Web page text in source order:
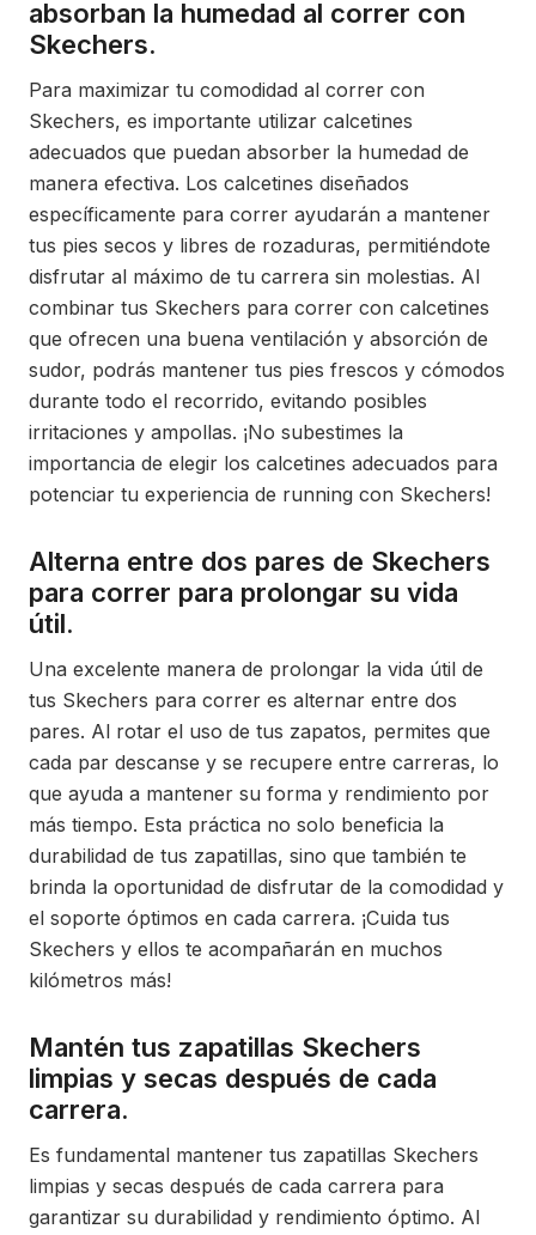
absorban la humedad al correr con
Skechers.
Para maximizar tu comodidad al correr con
Skechers, es importante utilizar calcetines
adecuados que puedan absorber la humedad de
manera efectiva. Los calcetines diseñados
específicamente para correr ayudarán a mantener
tus pies secos y libres de rozaduras, permitiéndote
disfrutar al máximo de tu carrera sin molestias. Al
combinar tus Skechers para correr con calcetines
que ofrecen una buena ventilación y absorción de
sudor, podrás mantener tus pies frescos y cómodos
durante todo el recorrido, evitando posibles
irritaciones y ampollas. ¡No subestimes la
importancia de elegir los calcetines adecuados para
potenciar tu experiencia de running con Skechers!
Alterna entre dos pares de Skechers
para correr para prolongar su vida
útil.
Una excelente manera de prolongar la vida útil de
tus Skechers para correr es alternar entre dos
pares. Al rotar el uso de tus zapatos, permites que
cada par descanse y se recupere entre carreras, lo
que ayuda a mantener su forma y rendimiento por
más tiempo. Esta práctica no solo beneficia la
durabilidad de tus zapatillas, sino que también te
brinda la oportunidad de disfrutar de la comodidad y
el soporte óptimos en cada carrera. ¡Cuida tus
Skechers y ellos te acompañarán en muchos
kilómetros más!
Mantén tus zapatillas Skechers
limpias y secas después de cada
carrera.
Es fundamental mantener tus zapatillas Skechers
limpias y secas después de cada carrera para
garantizar su durabilidad y rendimiento óptimo. Al